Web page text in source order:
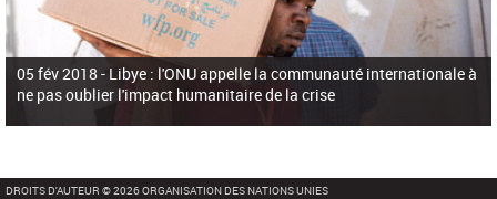
05 fév 2018 - Libye : l'ONU appelle la communauté internationale à
ne pas oublier l'impact humanitaire de la crise
DROITS D'AUTEUR © 2026 ORGANISATION DES NATIONS UNIES